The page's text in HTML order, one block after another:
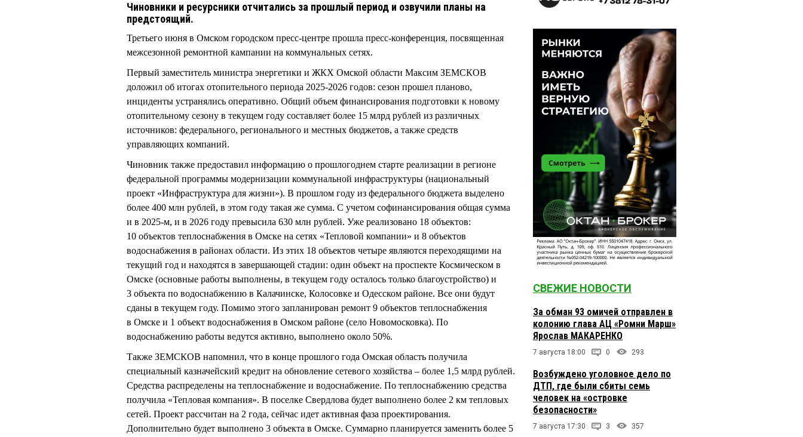
Чиновники и ресурсники отчитались за прошлый период и озвучили планы на
предстоящий.
Третьего июня в Омском городском пресс-центре прошла пресс-конференция, посвященная
межсезонной ремонтной кампании на коммунальных сетях.
Первый заместитель министра энергетики и ЖКХ Омской области Максим ЗЕМСКОВ
доложил об итогах отопительного периода 2025-2026 годов: сезон прошел планово,
инциденты устранялись оперативно. Общий объем финансирования подготовки к новому
отопительному сезону в текущем году составляет более 15 млрд рублей из различных
источников: федерального, регионального и местных бюджетов, а также средств
управляющих компаний.
Чиновник также предоставил информацию о прошлогоднем старте реализации в регионе
федеральной программы модернизации коммунальной инфраструктуры (национальный
проект «Инфраструктура для жизни»). В прошлом году из федерального бюджета выделено
более 400 млн рублей, в этом году такая же сумма. С учетом софинансирования общая сумма
и в 2025-м, и в 2026 году превысила 630 млн рублей. Уже реализовано 18 объектов:
10 объектов теплоснабжения в Омске на сетях «Тепловой компании» и 8 объектов
водоснабжения в районах области. Из этих 18 объектов четыре являются переходящими на
текущий год и находятся в завершающей стадии: один объект на проспекте Космическом в
Омске (основные работы выполнены, в текущем году осталось только благоустройство) и
3 объекта по водоснабжению в Калачинске, Колосовке и Одесском районе. Все они будут
сданы в текущем году. Помимо этого запланирован ремонт 9 объектов теплоснабжения
в Омске и 1 объект водоснабжения в Омском районе (село Новомосковка). По
водоснабжению работы ведутся активно, выполнено около 50%.
Также ЗЕМСКОВ напомнил, что в конце прошлого года Омская область получила
специальный казначейский кредит на обновление сетевого хозяйства – более 1,5 млрд рублей.
Средства распределены на теплоснабжение и водоснабжение. По теплоснабжению средства
получила «Тепловая компания». В поселке Свердлова будет выполнено более 2 км тепловых
сетей. Проект рассчитан на 2 года, сейчас идет активная фаза проектирования.
Дополнительно будет выполнено 3 объекта в Омске. Суммарно планируется заменить более 5
СВЕЖИЕ НОВОСТИ
За обман 93 омичей отправлен в
колонию глава АЦ «Ромни Марш»
Ярослав МАКАРЕНКО
7 августа 18:00 0 293
Возбуждено уголовное дело по
ДТП, где были сбиты семь
человек на «островке
безопасности»
7 августа 17:30 3 357